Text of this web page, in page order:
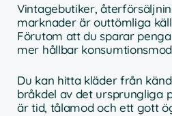
Vintagebutiker,
marknader är outtömliga
Förutom att du sparar
mer hållbar
Du kan hitta kläder från
bråkdel av det ursprungliga
är tid, tålamod och ett gott